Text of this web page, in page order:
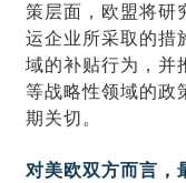
策层面，欧盟将研
运企业所采取的措
域的补贴行为，并
等战略性领域的政
期关切。
对美欧双方而言，